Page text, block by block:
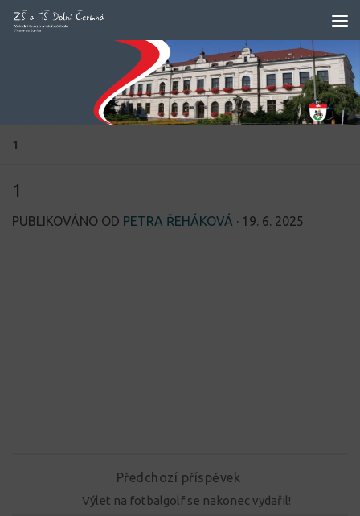
Skip to content
1
1
PUBLIKOVÁNO OD PETRA ŘEHÁKOVÁ · 19. 6. 2025
Předchozí příspěvek
Výlet na fotbalgolf se nakonec vydařil!